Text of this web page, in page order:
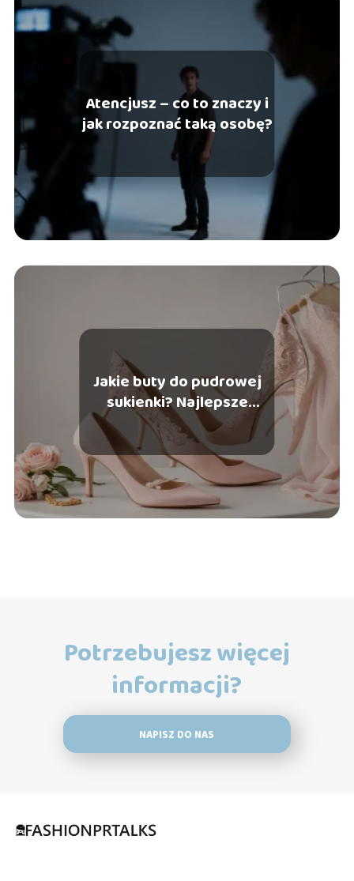
Atencjusz – co to znaczy i
jak rozpoznać taką osobę?
Jakie buty do pudrowej
sukienki? Najlepsze
wybory
Potrzebujesz więcej
informacji?
NAPISZ DO NAS